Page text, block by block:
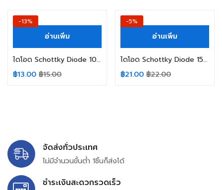
-13%
อ่านเพิ่ม
ไดโอด Schottky Diode 10SQ045 10A 45V
฿13.00 ฿15.00
-5%
อ่านเพิ่ม
ไดโอด Schottky Diode 15SQ080 15A 80V
฿21.00 ฿22.00
จัดส่งทั่วประเทศ
ไม่มีจำนวนขั้นต่ำ 1ชิ้นก็ส่งได้
ชำระเงินสะดวกรวดเร็ว